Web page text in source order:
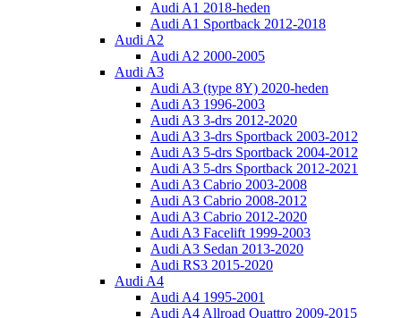
Audi A1 2018-heden
Audi A1 Sportback 2012-2018
Audi A2
Audi A2 2000-2005
Audi A3
Audi A3 (type 8Y) 2020-heden
Audi A3 1996-2003
Audi A3 3-drs 2012-2020
Audi A3 3-drs Sportback 2003-2012
Audi A3 5-drs Sportback 2004-2012
Audi A3 5-drs Sportback 2012-2021
Audi A3 Cabrio 2003-2008
Audi A3 Cabrio 2008-2012
Audi A3 Cabrio 2012-2020
Audi A3 Facelift 1999-2003
Audi A3 Sedan 2013-2020
Audi RS3 2015-2020
Audi A4
Audi A4 1995-2001
Audi A4 Allroad Quattro 2009-2015